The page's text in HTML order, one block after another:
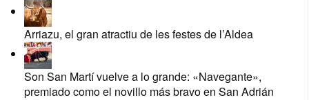
Arriazu, el gran atractiu de les festes de l’Aldea
Son San Martí vuelve a lo grande: «Navegante»,
premiado como el novillo más bravo en San Adrián